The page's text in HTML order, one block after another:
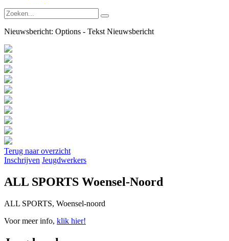
Nieuwsbericht: Options - Tekst Nieuwsbericht
Terug naar overzicht
Inschrijven Jeugdwerkers
ALL SPORTS Woensel-Noord
ALL SPORTS, Woensel-noord
Voor meer info, klik hier!